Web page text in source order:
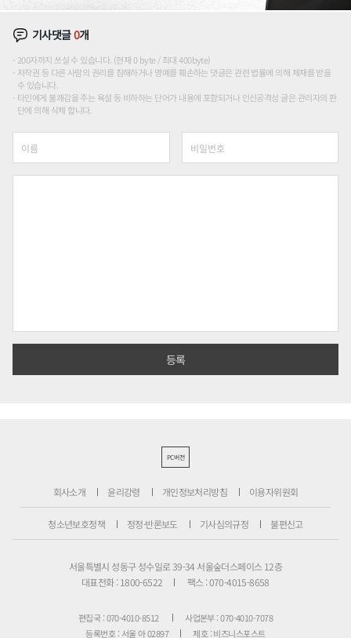
기사댓글0개
200자까지 쓰실 수 있습니다. (현재 0 byte / 최대 400byte)
저작권 등 다른 사람의 권리를 침해하거나 명예를 훼손하는 댓글은 관련 법률에 의해 제재를 받을
수 있습니다.
타인에게 불쾌감을 주는 욕설 등 비하하는 단어가 내용에 포함되거나 인신공격성 글은 관리자의 판
단에 의해 삭제 합니다.
PC버전
회사소개 윤리강령 개인정보처리방침 이용자위원회
청소년보호정책 정정·반론보도 기사심의규정 불편신고
서울특별시 성동구 성수일로 39-34 서울숲더스페이스 12층
대표전화 : 1800-6522
팩스 : 070-4015-8658
편집국 : 070-4010-8512
사업본부 : 070-4010-7078
등록번호 : 서울 아 02897
제호 : 비즈니스포스트